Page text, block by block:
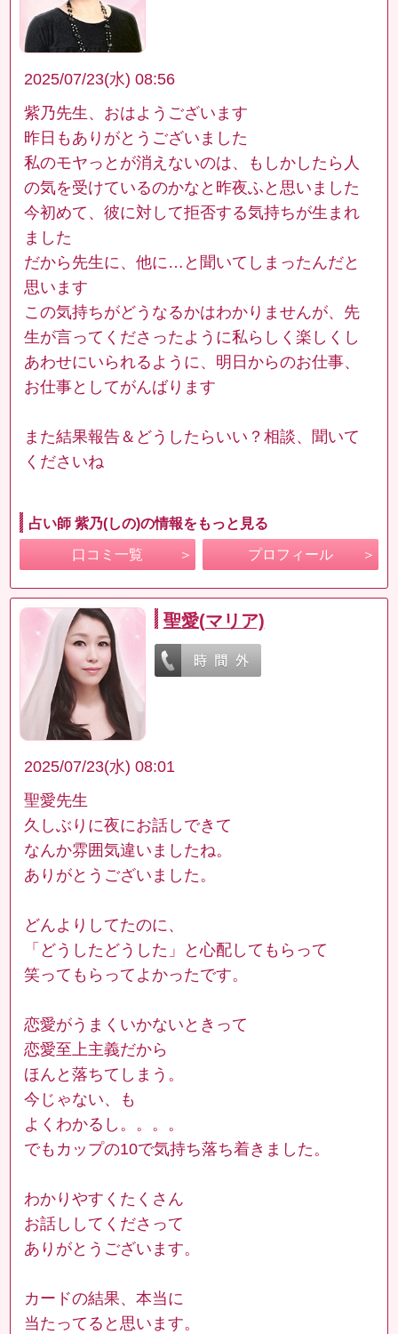
2025/07/23(水) 08:56
紫乃先生、おはようございます
昨日もありがとうございました
私のモヤっとが消えないのは、もしかしたら人
の気を受けているのかなと昨夜ふと思いました
今初めて、彼に対して拒否する気持ちが生まれ
ました
だから先生に、他に…と聞いてしまったんだと
思います
この気持ちがどうなるかはわかりませんが、先
生が言ってくださったように私らしく楽しくし
あわせにいられるように、明日からのお仕事、
お仕事としてがんばります
また結果報告＆どうしたらいい？相談、聞いて
くださいね
占い師 紫乃(しの)の情報をもっと見る
口コミ一覧 プロフィール
聖愛(マリア)
2025/07/23(水) 08:01
聖愛先生
久しぶりに夜にお話しできて
なんか雰囲気違いましたね。
ありがとうございました。
どんよりしてたのに、
「どうしたどうした」と心配してもらって
笑ってもらってよかったです。
恋愛がうまくいかないときって
恋愛至上主義だから
ほんと落ちてしまう。
今じゃない、も
よくわかるし。。。。
でもカップの10で気持ち落ち着きました。
わかりやすくたくさん
お話ししてくださって
ありがとうございます。
カードの結果、本当に
当たってると思います。